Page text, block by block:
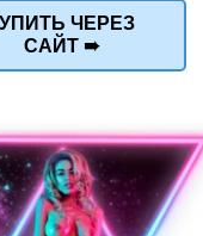
ЧЕРЕЗ
САЙТ ➠